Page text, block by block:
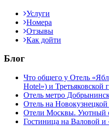
Услуги
Номера
Отзывы
Как дойти
Блог
Что общего у Отель
Hotel») и Третьяковской
Отель метро
Отель на
Отели Москвы. Уютный
Гостиница на Валовой и